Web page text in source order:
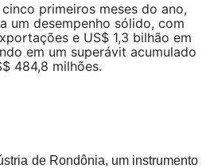
primeiros meses do ano,
um desempenho sólido, com
e US$ 1,3 bilhão em
em um superávit acumulado
484,8 milhões.
de Rondônia, um instrumento